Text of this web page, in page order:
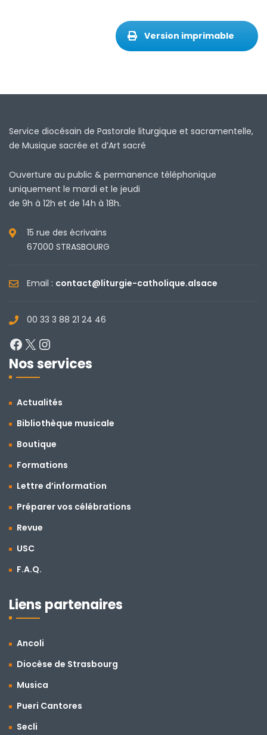
Version imprimable
Service diocésain de Pastorale liturgique et sacramentelle,
de Musique sacrée et d’Art sacré
Ouverture au public & permanence téléphonique
uniquement le mardi et le jeudi
de 9h à 12h et de 14h à 18h.
15 rue des écrivains
67000 STRASBOURG
Email : contact@liturgie-catholique.alsace
00 33 3 88 21 24 46
Facebook
X
Nos services
Actualités
Bibliothèque musicale
Boutique
Formations
Lettre d’information
Préparer vos célébrations
Revue
USC
F.A.Q.
Liens partenaires
Ancoli
Diocèse de Strasbourg
Musica
Pueri Cantores
Secli